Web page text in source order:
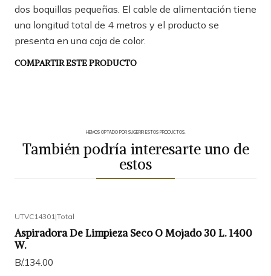
dos boquillas pequeñas. El cable de alimentación tiene
una longitud total de 4 metros y el producto se
presenta en una caja de color.
COMPARTIR ESTE PRODUCTO
HEMOS OPTADO POR SUGERIR ESTOS PRODUCTOS.
También podría interesarte uno de
estos
UTVC14301|Total
Aspiradora De Limpieza Seco O Mojado 30 L. 1400
W.
B/.134.00